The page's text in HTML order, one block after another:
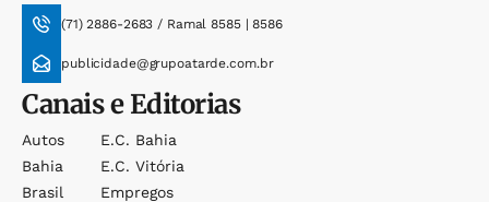
(71) 2886-2683 / Ramal 8585 | 8586
publicidade@grupoatarde.com.br
Canais e Editorias
Autos
Bahia
Brasil
E.c. Bahia
E.c. Vitória
Empregos